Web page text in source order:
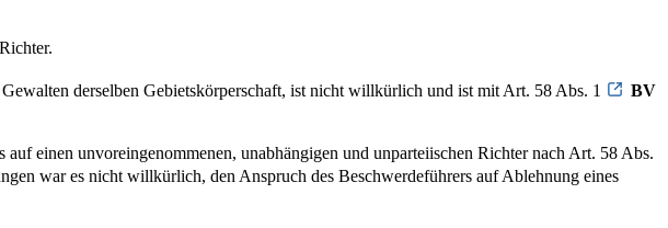
derselben Gebietskörperschaft, ist nicht willkürlich und ist mit Art. 58 Abs. 1
BV
einen unvoreingenommenen, unabhängigen und unparteiischen Richter nach Art. 58 Abs.
war es nicht willkürlich, den Anspruch des Beschwerdeführers auf Ablehnung eines